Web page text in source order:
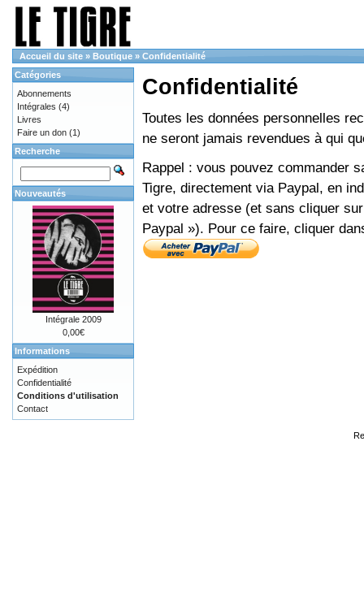
Accueil du site » Boutique » Confidentialité
Confidentialité
Toutes les données personnelles
ne seront jamais revendues à qui
Rappel : vous pouvez commander
Tigre, directement via Paypal, en
et votre adresse (et sans cliquer
Paypal »). Pour ce faire, cliquer
Catégories
Abonnements
Intégrales (4)
Livres
Faire un don (1)
Recherche
Nouveautés
Intégrale 2009
0,00€
Informations
Expédition
Confidentialité
Conditions d'utilisation
Contact